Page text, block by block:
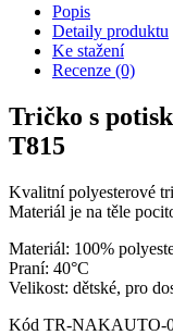
Popis
Detaily produktu
Ke stažení
Recenze (0)
Tričko s
T815
Kvalitní polyesterové
Materiál je na těle
Materiál: 100%
Praní: 40°C
Velikost: dětské, pro
Kód TR-NAKAUTO-